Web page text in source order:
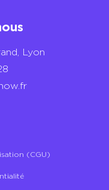
Lyon
(CGU)